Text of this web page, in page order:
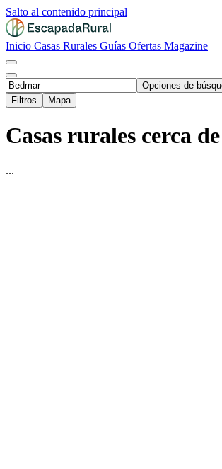
Salto al contenido principal
Inicio Casas Rurales Guías Ofertas Magazine
Opciones de
Filtros
Mapa
Casas rurales cerca
...